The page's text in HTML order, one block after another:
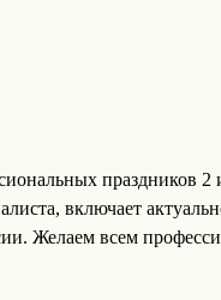
праздников
включает
Желаем всем